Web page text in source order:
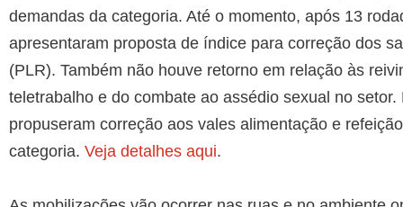
demandas da categoria. Até o momento, após 13
apresentaram proposta de índice para correção dos
(PLR). Também não houve retorno em relação às
teletrabalho e do combate ao assédio sexual no
propuseram correção aos vales alimentação e
categoria. Veja detalhes aqui.